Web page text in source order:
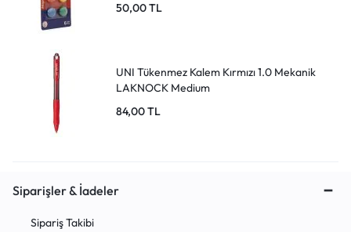
50,00TL
UNI Tükenmez Kalem Kırmızı 1.0 Mekanik
LAKNOCK Medium
84,00TL
Siparişler & İadeler
Sipariş Takibi